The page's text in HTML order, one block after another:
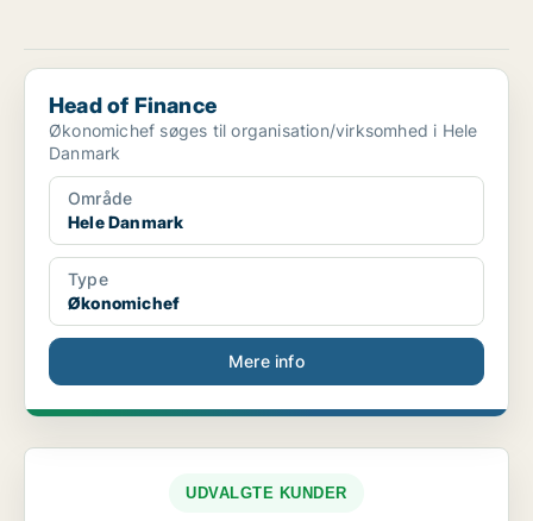
Head of Finance
Head of Finance
Økonomichef søges til organisation/virksomhed i Hele
Danmark
Område
Hele Danmark
Type
Økonomichef
Mere info
UDVALGTE KUNDER